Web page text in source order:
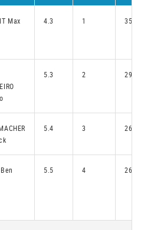
Max 4.3 1
5.3 2
5.4 3
5.5 4